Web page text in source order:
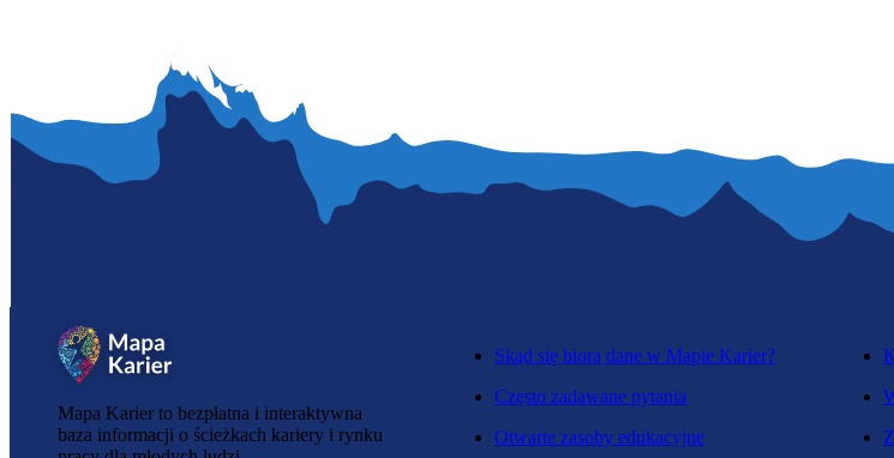
Mapa Karier to bezpłatna i interaktywna
baza informacji o ścieżkach kariery i rynku
Skąd się biorą dane w Mapie Karier?
Często zadawane pytania
Otwarte zasoby edukacyjne